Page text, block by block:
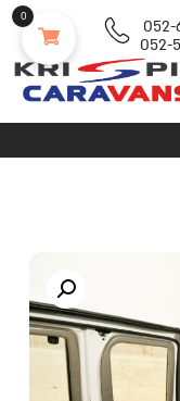
052-
052-
0